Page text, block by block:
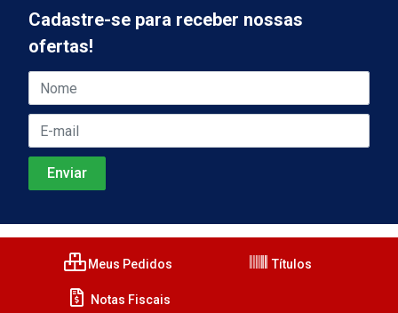
Cadastre-se para receber nossas
ofertas!
Meus Pedidos Títulos
Notas Fiscais